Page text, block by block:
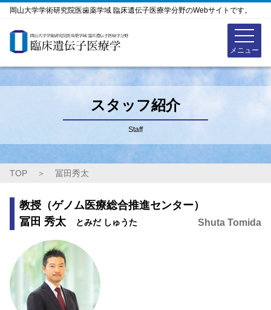
岡山大学学術研究院医歯薬学域 臨床遺伝子医療学分野のWebサイトです。
スタッフ紹介
Staff
TOP ＞ 冨田秀太
教授（ゲノム医療総合推進センター）
冨田 秀太
とみだ しゅうた Shuta Tomida